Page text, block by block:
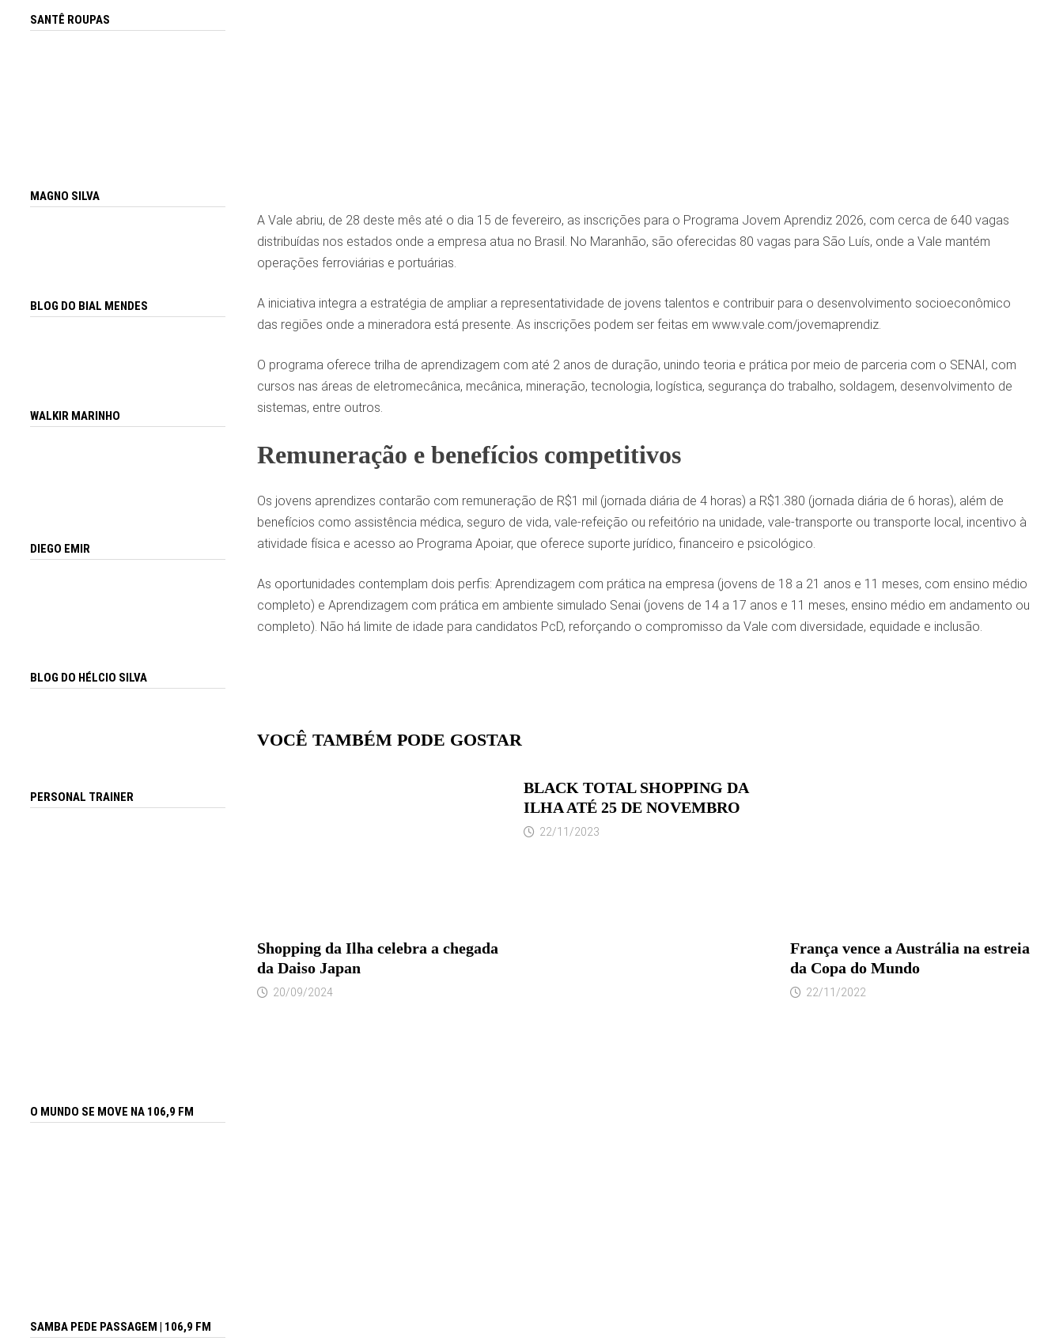
A Vale abriu, de 28 deste mês até o dia 15 de fevereiro, as inscrições para o Programa Jovem Aprendiz 2026, com cerca de 640 vagas
distribuídas nos estados onde a empresa atua no Brasil. No Maranhão, são oferecidas 80 vagas para São Luís, onde a Vale mantém
operações ferroviárias e portuárias.
A iniciativa integra a estratégia de ampliar a representatividade de jovens talentos e contribuir para o desenvolvimento socioeconômico
das regiões onde a mineradora está presente. As inscrições podem ser feitas em www.vale.com/jovemaprendiz.
O programa oferece trilha de aprendizagem com até 2 anos de duração, unindo teoria e prática por meio de parceria com o SENAI, com
cursos nas áreas de eletromecânica, mecânica, mineração, tecnologia, logística, segurança do trabalho, soldagem, desenvolvimento de
sistemas, entre outros.
Remuneração e benefícios competitivos
Os jovens aprendizes contarão com remuneração de R$1 mil (jornada diária de 4 horas) a R$1.380 (jornada diária de 6 horas), além de
benefícios como assistência médica, seguro de vida, vale-refeição ou refeitório na unidade, vale-transporte ou transporte local, incentivo à
atividade física e acesso ao Programa Apoiar, que oferece suporte jurídico, financeiro e psicológico.
As oportunidades contemplam dois perfis: Aprendizagem com prática na empresa (jovens de 18 a 21 anos e 11 meses, com ensino médio
completo) e Aprendizagem com prática em ambiente simulado Senai (jovens de 14 a 17 anos e 11 meses, ensino médio em andamento ou
completo). Não há limite de idade para candidatos PcD, reforçando o compromisso da Vale com diversidade, equidade e inclusão.
VOCÊ TAMBÉM PODE GOSTAR
Shopping da Ilha celebra a chegada
da Daiso Japan
20/09/2024
BLACK TOTAL SHOPPING DA
ILHA ATÉ 25 DE NOVEMBRO
22/11/2023
França vence a Austrália na estreia
da Copa do Mundo
22/11/2022
SANTÊ ROUPAS
MAGNO SILVA
BLOG DO BIAL MENDES
WALKIR MARINHO
DIEGO EMIR
BLOG DO HÉLCIO SILVA
PERSONAL TRAINER
O MUNDO SE MOVE NA 106,9 FM
SAMBA PEDE PASSAGEM | 106,9 FM